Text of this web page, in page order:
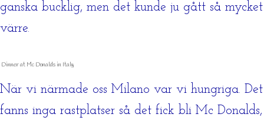
ganska bucklig, men det kunde ju gått så mycket
värre.
Dinner at Mc Donalds in Italy
När vi närmade oss Milano var vi hungriga. Det
fanns inga rastplatser så det fick bli Mc Donalds,